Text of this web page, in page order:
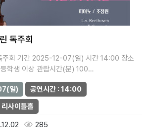
독주회
주회 기간 2025-12-07(일) 시간 14:00 장소
학생 이상 관람시간(분) 100…
일)
공연시간 : 14:00
사이틀홀
285